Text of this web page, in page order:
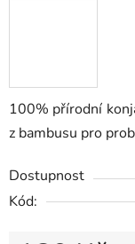
100% přírodní
z bambusu pro
Dostupnost
Kód: